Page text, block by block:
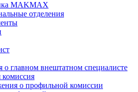
MAKMAX
отделения
главном внештатном специалисте
о профильной комиссии